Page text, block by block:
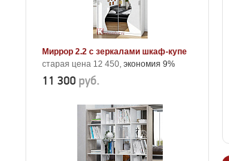
Миррор 2.2 с зеркалами шкаф-купе
старая цена 12 450, экономия 9%
11 300 руб.